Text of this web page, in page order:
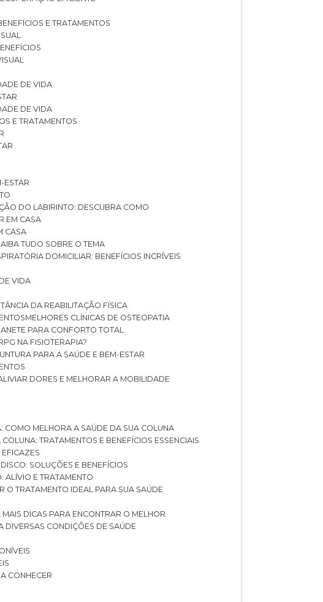
E TRATAMENTOS
DE VIDA
DE VIDA
E TRATAMENTOS
ESTAR
DO LABIRINTO: DESCUBRA COMO
EM CASA
CASA
TUDO SOBRE O TEMA
DOMICILIAR: BENEFÍCIOS INCRÍVEIS
VIDA
DA REABILITAÇÃO FÍSICA
MELHORES CLÍNICAS DE OSTEOPATIA
PARA CONFORTO TOTAL
RPG NA FISIOTERAPIA?
PARA A SAÚDE E BEM-ESTAR
DORES E MELHORAR A MOBILIDADE
COMO MELHORA A SAÚDE DA SUA COLUNA
COLUNA: TRATAMENTOS E BENEFÍCIOS ESSENCIAIS
EFICAZES
DISCO: SOLUÇÕES E BENEFÍCIOS
ALÍVIO E TRATAMENTO
O TRATAMENTO IDEAL PARA SUA SAÚDE
MAIS DICAS PARA ENCONTRAR O MELHOR
DIVERSAS CONDIÇÕES DE SAÚDE
CONHECER